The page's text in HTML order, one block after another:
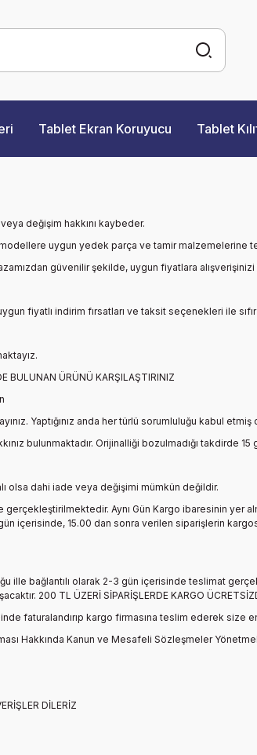
Tablet Ekran Koruyucu Tablet
değişim hakkını kaybeder.
uygun yedek parça ve tamir malzemelerine
güvenilir şekilde, uygun fiyatlara
fiyatlı indirim fırsatları ve taksit seçenekleri ile
BULUNAN ÜRÜNÜ KARŞILAŞTIRINIZ
Yaptığınız anda her türlü sorumluluğu kabul etmiş
bulunmaktadır. Orijinalliği bozulmadığı takdirde
olsa dahi iade veya değişimi mümkün değildir.
Aynı Gün Kargo ibaresinin yer
içerisinde, 15.00 dan sonra verilen siparişlerin
ille bağlantılı olarak 2-3 gün içerisinde teslimat
200 TL ÜZERİ SİPARİŞLERDE KARGO
faturalandırıp kargo firmasına teslim ederek size
Hakkında Kanun ve Mesafeli Sözleşmeler
DİLERİZ